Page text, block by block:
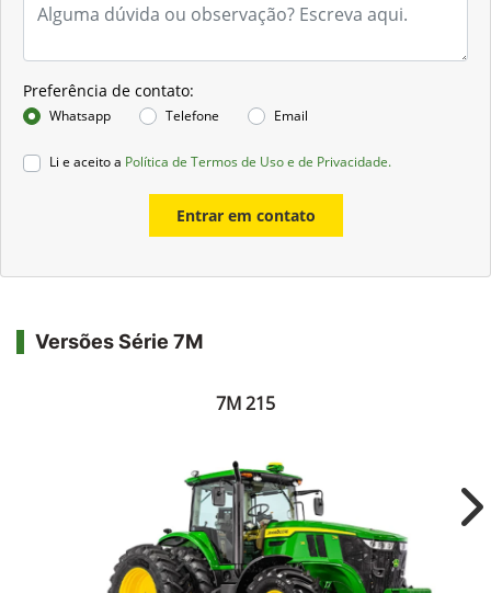
Preferência de contato:
Whatsapp Telefone Email
Li e aceito a Política de Termos de Uso e de Privacidade.
Entrar em contato
Versões Série 7M
7M 215